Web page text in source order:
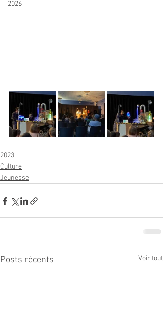
2026
2023
Culture
Jeunesse
Posts récents Voir tout